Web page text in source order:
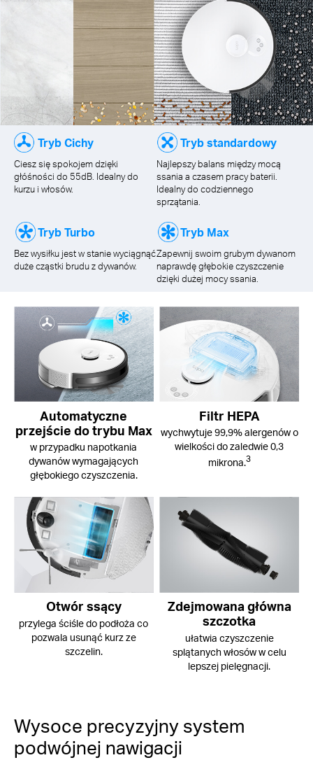
Tryb Cichy
Ciesz się spokojem dzięki
głóśności do 55dB. Idealny do
kurzu i włosów.
Tryb standardowy
Najlepszy balans między mocą
ssania a czasem pracy baterii.
Idealny do codziennego
sprzątania.
Tryb Turbo
Bez wysiłku jest w stanie wyciągnąć
duże cząstki brudu z dywanów.
Tryb Max
Zapewnij swoim grubym dywanom
naprawdę głębokie czyszczenie
dzięki dużej mocy ssania.
Automatyczne
przejście do trybu Max
w przypadku napotkania
dywanów wymagających
głębokiego czyszczenia.
Filtr HEPA
wychwytuje 99,9% alergenów o
wielkości do zaledwie 0,3
mikrona.3
Otwór ssący
przylega ściśle do podłoża co
pozwala usunąć kurz ze
szczelin.
Zdejmowana główna
szczotka
ułatwia czyszczenie
splątanych włosów w celu
lepszej pielęgnacji.
Wysoce precyzyjny system
podwójnej nawigacji